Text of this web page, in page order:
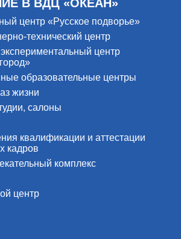
В ВДЦ «ОКЕАН»
центр «Русское подворье»
технический центр
центр
образовательные центры
жизни
салоны
квалификации и аттестации
кадров
комплекс
центр